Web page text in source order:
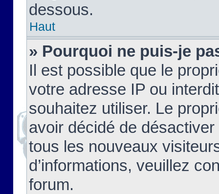
dessous.
Haut
» Pourquoi ne puis-je
Il est possible que le
votre adresse IP ou
souhaitez utiliser. Le
avoir décidé de
tous les nouveaux
d’informations, veuillez
forum.